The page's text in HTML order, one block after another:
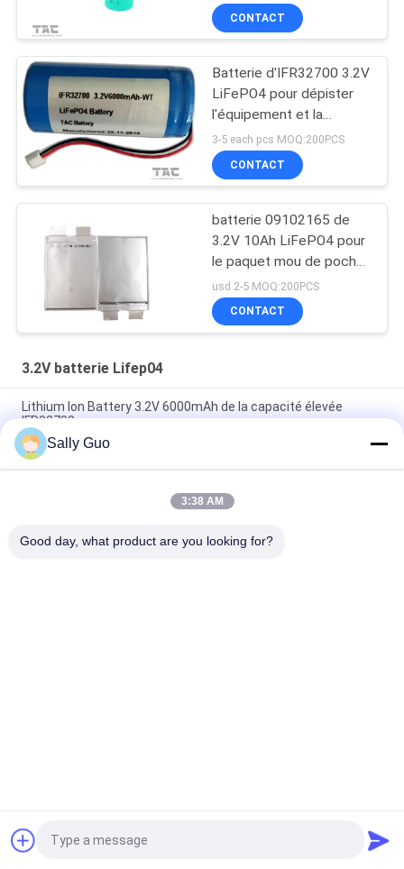
méridien
CONTACT
Batterie d'IFR32700 3.2V
LiFePO4 pour dépister
l'équipement et la
barrière électrique solaire
3-5 each pcs MOQ:200PCS
CONTACT
batterie 09102165 de
3.2V 10Ah LiFePO4 pour
le paquet mou de poche
de batterie de station de
charge
usd 2-5 MOQ:200PCS
CONTACT
3.2V batterie Lifep04
Lithium Ion Battery 3.2V 6000mAh de la capacité élevée
IFR32700
Paquet de batterie d'IFR32140 2S1P 6.4V 15AH 3.2V LiFePO4
pour solaire de clôture électrique actionné
batterie LPF42173205 de 113AH 3.2V LiFePO4 pour la cellule
Demandez un devis
Sally Guo
3:38 AM
Good day, what product are you looking for?